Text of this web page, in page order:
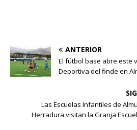
ANTERIOR
El fútbol base abre este
Deportiva del finde en
Las Escuelas Infantiles de
Herradura visitan la Granja